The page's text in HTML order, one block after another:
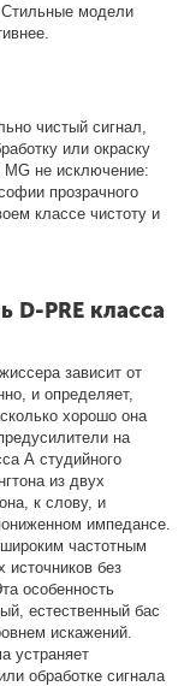
Стильные модели
чистый сигнал,
или окраску
не исключение:
прозрачного
классе чистоту и
PRE класса
зависит от
и определяет,
хорошо она
на
А студийного
из двух
к слову, и
импедансе.
частотным
без
особенность
естественный бас
искажений.
устраняет
обработке сигнала